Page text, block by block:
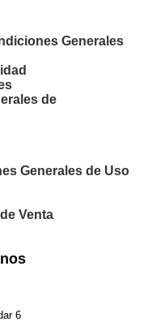
Generales
de
Generales de Uso
Venta
6